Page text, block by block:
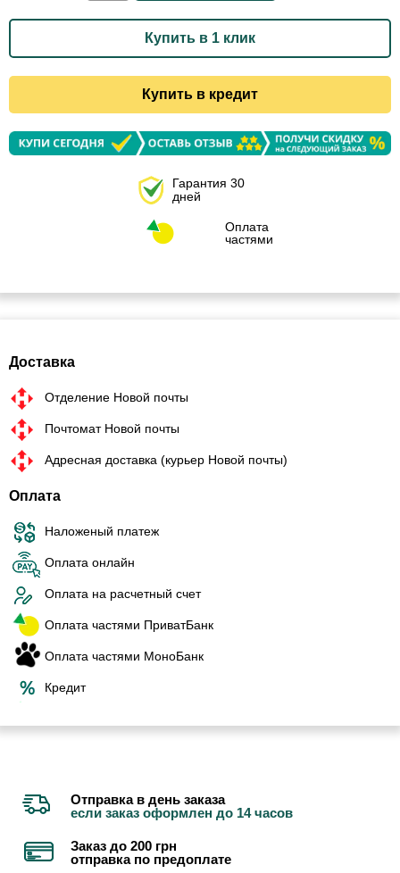
Купить в 1 клик
Купить в кредит
Гарантия 30
дней
Оплата
частями
Доставка
Отделение Новой почты
Почтомат Новой почты
Адресная доставка (курьер Новой почты)
Оплата
Наложеный платеж
Оплата онлайн
Оплата на расчетный счет
Оплата частями ПриватБанк
Оплата частями МоноБанк
Кредит
Отправка в день заказа
если заказ оформлен до 14 часов
Заказ до 200 грн
отправка по предоплате